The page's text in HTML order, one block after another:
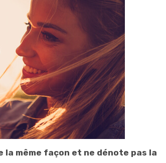
même façon et ne dénote pas la